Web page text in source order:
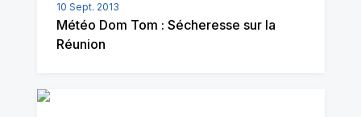
10 Sept. 2013
Météo Dom Tom : Sécheresse sur la
Réunion